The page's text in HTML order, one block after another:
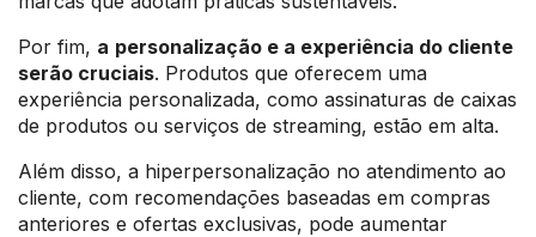
Por fim, a personalização e a experiência do cliente
serão cruciais. Produtos que oferecem uma
experiência personalizada, como assinaturas de caixas
de produtos ou serviços de streaming, estão em alta.
Além disso, a hiperpersonalização no atendimento ao
cliente, com recomendações baseadas em compras
anteriores e ofertas exclusivas, pode aumentar